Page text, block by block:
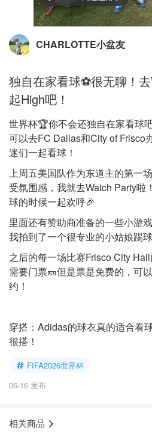
CHARLOTTE小盆友
独自在家看球⚽️很无聊！
起High吧！
世界杯🏆你不会还独自在家看球
可以去FC Dallas和City of Frisco
迷们一起看球！
上周五美国队作为东道主的第一
受氛围感，我就去Watch Party啦
球的时候一起欢呼🎉
里面还有赞助商准备的一些小游
我拍到了一个很专业的小姑娘踢
之后的每一场比赛Frisco City
需要门票🎫但是票是免费的，可
约！
穿搭：Adidas的球衣真的适合看
很搭！
FIFA2026世界杯
06-16 发布
相关商品